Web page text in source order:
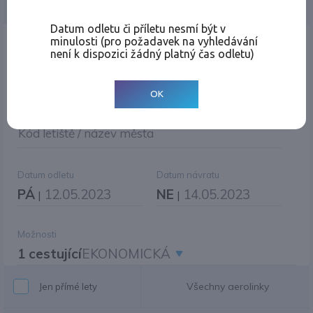
Místo odletu
Kód letiště / název města
Datum odletu
PÁ | 12.05.2023
Datum návratu
NE | 14.05.2023
Možnosti
1 cestujícíEKONOMICKÁ
Jen přímé lety Všechny aerolinky
Datum odletu či příletu nesmí být v
minulosti (pro požadavek na vyhledávání
není k dispozici žádný platný čas odletu)
OK